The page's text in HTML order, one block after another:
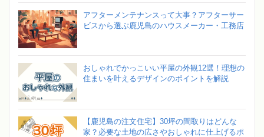
アフターメンテナンスって大事？アフターサー
ビスから選ぶ鹿児島のハウスメーカー・工務店
おしゃれでかっこいい平屋の外観12選！理想の
住まいを叶えるデザインのポイントを解説
【鹿児島の注文住宅】30坪の間取りはどんな
家？必要な土地の広さやおしゃれに仕上げるポ